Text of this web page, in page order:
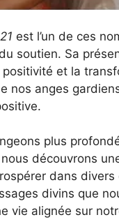
est l’un de ces
soutien. Sa
et la
nos anges
plus
découvrons
dans
divins que
vie alignée sur